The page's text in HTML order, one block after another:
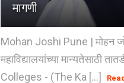
मागणी
Mohan Joshi Pune | मोहन
महाविद्यालयांच्या मान्यतेसाठी
Colleges - (The Ka [...]